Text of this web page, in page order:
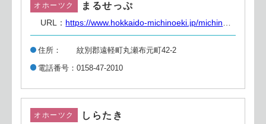
オホーツク まるせっぷ
URL： https://www.hokkaido-michinoeki.jp/michinoeki/515/
住所
紋別郡遠軽町丸瀬布元町42-2
電話番号
0158-47-2010
オホーツク しらたき